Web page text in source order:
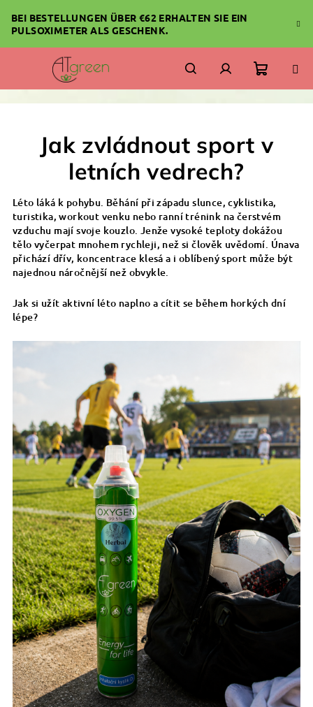
Inhalt
springen
BEI BESTELLUNGEN ÜBER €62 ERHALTEN SIE EIN
PULSOXIMETER ALS GESCHENK.
SuchenLogin
Jak zvládnout sport v
letních vedrech?
Léto láká k pohybu. Běhání při západu slunce, cyklistika,
turistika, workout venku nebo ranní trénink na čerstvém
vzduchu mají svoje kouzlo. Jenže vysoké teploty dokážou
tělo vyčerpat mnohem rychleji, než si člověk uvědomí. Únava
přichází dřív, koncentrace klesá a i oblíbený sport může být
najednou náročnější než obvykle.
Jak si užít aktivní léto naplno a cítit se během horkých dní
lépe?